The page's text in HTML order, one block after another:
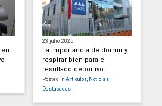
23 julio, 2025
La importancia de dormir y
respirar bien para el
resultado deportivo
Posted in Artículos Noticias
Destacadas